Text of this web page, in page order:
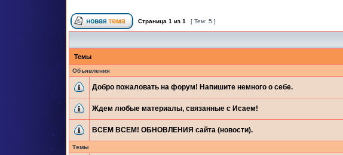
Страница 1 из 1 [ Тем: 5 ]
Темы
Объявления
Добро пожаловать на форум! Напишите немного о себе.
Ждем любые материалы, связанные с Исаем!
ВСЕМ ВСЕМ! ОБНОВЛЕНИЯ сайта (новости).
Темы